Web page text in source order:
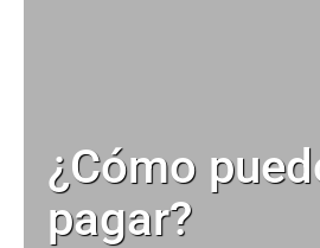
¿Cómo
pagar?